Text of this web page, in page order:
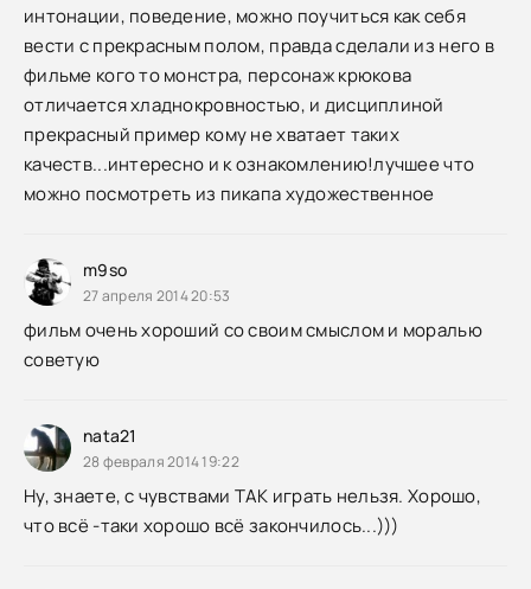
интонации, поведение, можно поучиться как себя
вести с прекрасным полом, правда сделали из него в
фильме кого то монстра, персонаж крюкова
отличается хладнокровностью, и дисциплиной
прекрасный пример кому не хватает таких
качеств...интересно и к ознакомлению!лучшее что
можно посмотреть из пикапа художественное
m9so
27 апреля 2014 20:53
фильм очень хороший со своим смыслом и моралью
советую
nata21
28 февраля 2014 19:22
Ну, знаете, с чувствами ТАК играть нельзя. Хорошо,
что всё -таки хорошо всё закончилось...)))